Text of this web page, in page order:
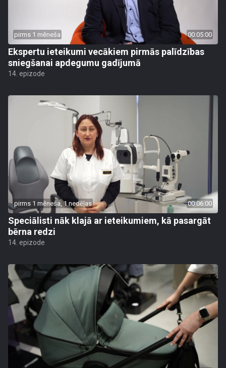
pirms 1 mēneša 00:05:00
Ekspertu ieteikumi vecākiem pirmās palīdzības
sniegšanai apdegumu gadījumā
14. epizode
pirms 1 mēneša, 1 nedēļas 00:06:00
Speciālisti nāk klajā ar ieteikumiem, kā pasargāt
bērna redzi
14. epizode